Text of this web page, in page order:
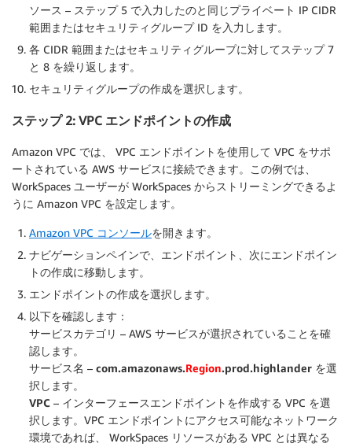
ソース – ステップ 5 で入力したのと同じプライベート IP CIDR
範囲またはセキュリティグループ ID を入力します。
各 CIDR 範囲またはセキュリティグループに対してステップ 7
と 8 を繰り返します。
セキュリティグループの作成を選択します。
ステップ 2: VPC エンドポイントの作成
Amazon VPC では、 VPC エンドポイントを使用して VPC をサポ
ートされている AWS サービスに接続できます。この例では、
WorkSpaces ユーザーが WorkSpaces からストリーミングできるよ
うに Amazon VPC を設定します。
Amazon VPC コンソールを開きます。
ナビゲーションペインで、 エンドポイント 、次にエンドポイン
トの作成に移動します。
エンドポイントの作成を選択します。
以下を確認します：
サービスカテゴリ – AWS サービスが選択されていることを確
認します。
サービス名 – com.amazonaws.Region.prod.highlander を選
択します。
VPC – インターフェースエンドポイントを作成する VPC を選
択します。VPC エンドポイントにアクセス可能なネットワーク
環境であれば、 WorkSpaces リソースがある VPC とは異なる